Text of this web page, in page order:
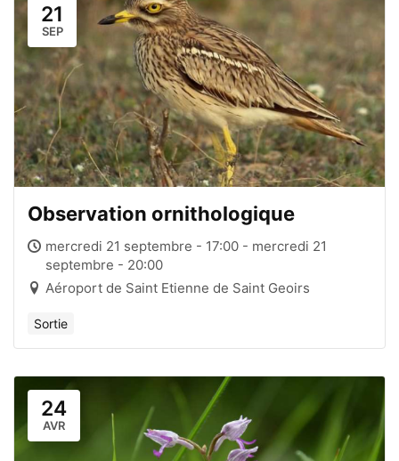
21
SEP
Observation ornithologique
mercredi 21 septembre - 17:00 - mercredi 21
septembre - 20:00
Aéroport de Saint Etienne de Saint Geoirs
Sortie
24
AVR